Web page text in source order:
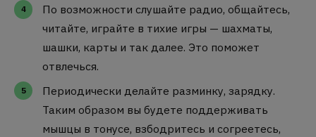
По возможности слушайте радио, общайтесь,
читайте, играйте в тихие игры — шахматы,
шашки, карты и так далее. Это поможет
отвлечься.
Периодически делайте разминку, зарядку.
Таким образом вы будете поддерживать
мышцы в тонусе, взбодритесь и согреетесь,